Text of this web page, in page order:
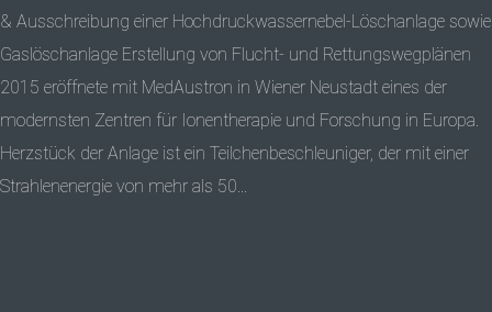
& Ausschreibung einer Hochdruckwassernebel-Löschanlage sowie
Gaslöschanlage Erstellung von Flucht- und Rettungswegplänen
2015 eröffnete mit MedAustron in Wiener Neustadt eines der
modernsten Zentren für Ionentherapie und Forschung in Europa.
Herzstück der Anlage ist ein Teilchenbeschleuniger, der mit einer
Strahlenenergie von mehr als 50...